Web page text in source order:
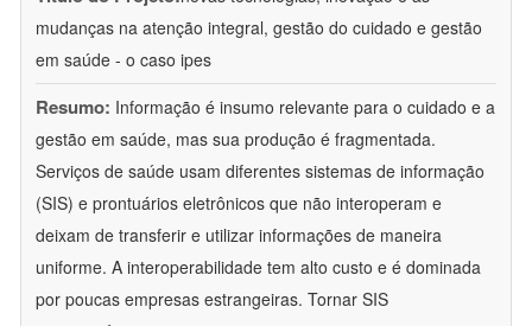
mudanças na atenção integral, gestão do cuidado e gestão
em saúde - o caso ipes
Resumo: Informação é insumo relevante para o cuidado e a
gestão em saúde, mas sua produção é fragmentada.
Serviços de saúde usam diferentes sistemas de informação
(SIS) e prontuários eletrônicos que não interoperam e
deixam de transferir e utilizar informações de maneira
uniforme. A interoperabilidade tem alto custo e é dominada
por poucas empresas estrangeiras. Tornar SIS